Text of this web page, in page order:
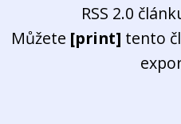
RSS 2.0
Můžete [print] tento